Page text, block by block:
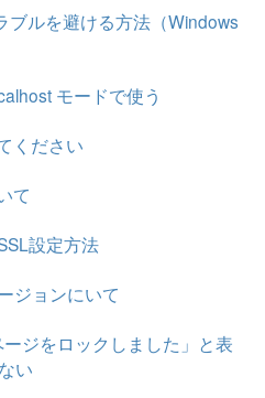
合わせ
ブルを避ける方法（Windows
モードで使う
ください
て
設定方法
ジョンにいて
ージをロックしました」と表
い